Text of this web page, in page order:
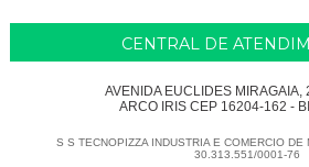
CENTRAL DE
AVENIDA EUCLIDES MIRAGAIA,
ARCO IRIS CEP 16204-162 -
S S TECNOPIZZA INDUSTRIA E COMERCIO DE
30.313.551/0001-76